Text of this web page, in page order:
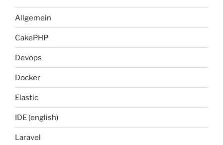
Allgemein
CakePHP
Devops
Docker
Elastic
IDE (english)
Laravel